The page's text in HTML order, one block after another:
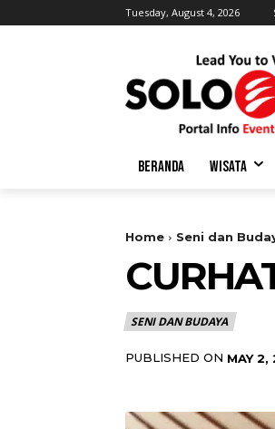
Tuesday, August 4, 2026
BERANDA WISATA
Home Seni dan
SENI DAN BUDAYA
PUBLISHED ON MAY 2,